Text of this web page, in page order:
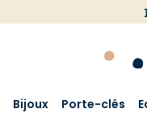
Bijoux Porte-clés